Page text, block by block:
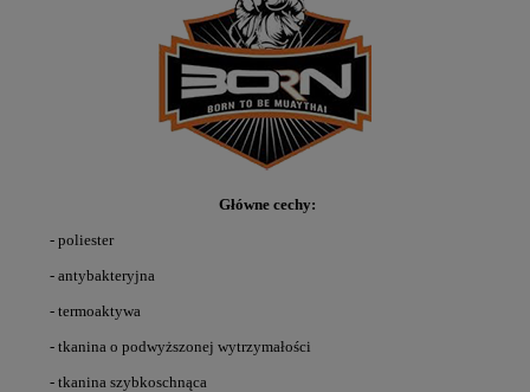
Główne cechy:
- poliester
- antybakteryjna
- termoaktywa
- tkanina o podwyższonej wytrzymałości
- tkanina szybkoschnąca